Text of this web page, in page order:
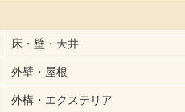
床・壁・天井
外壁・屋根
外構・エクステリア